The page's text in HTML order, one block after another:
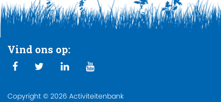
Vind ons op:
Copyright © 2026 Activiteitenbank